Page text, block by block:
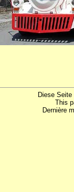
Diese
This
Dernière